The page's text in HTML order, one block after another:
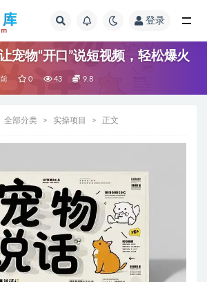
登录
宠物“开口”说短视频，轻松爆火
0 43 9.8
全部分类 实操项目 正文